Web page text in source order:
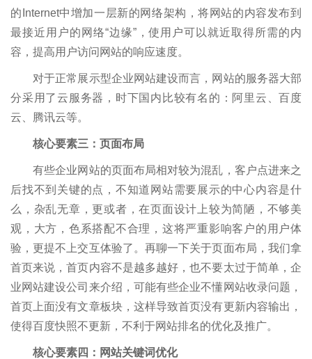
的Internet中增加一层新的网络架构，将网站的内容发布到
最接近用户的网络“边缘”，使用户可以就近取得所需的内
容，提高用户访问网站的响应速度。
对于正常展示型企业网站建设而言，网站的服务器大部
分采用了云服务器，时下国内比较有名的：阿里云、百度
云、腾讯云等。
核心要素三：页面布局
有些企业网站的页面布局相对较为混乱，客户点进来之
后找不到关键的点，不知道网站需要展示的中心内容是什
么，杂乱无章，更或者，在页面设计上较为简陋，不够美
观，大方，色系搭配不合理，这将严重影响客户的用户体
验，更提不上交互体验了。再聊一下关于页面布局，我们拿
首页来说，首页内容不是越多越好，也不要太过于简单，企
业网站建设公司来介绍，可能有些企业不懂网站收录问题，
首页上面没有文章板块，这样导致首页没有更新内容输出，
使得百度快照不更新，不利于网站排名的优化及推广。
核心要素四：网站关键词优化